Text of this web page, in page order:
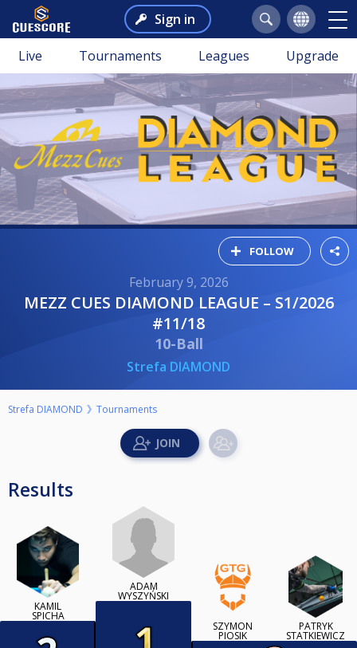
Sign in
Live Tournaments Leagues Upgrade
FOLLOW
February 9, 2026
MEZZ CUES DIAMOND LEAGUE – S1/2026
#11/18
10-Ball
Strefa DIAMOND
Strefa DIAMOND Tournaments
Results
KAMIL
SPICHA
ADAM
WYSZYŃSKI
SZYMON
PIOSIK
PATRYK
STATKIEWICZ